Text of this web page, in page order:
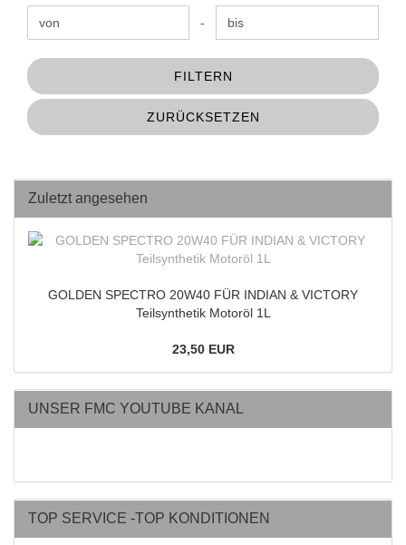
Preis bis -
FILTERN
ZURÜCKSETZEN
Zuletzt angesehen
GOLDEN SPECTRO 20W40 FÜR INDIAN & VICTORY
Teilsynthetik Motoröl 1L
23,50 EUR
UNSER FMC YOUTUBE KANAL
TOP SERVICE -TOP KONDITIONEN